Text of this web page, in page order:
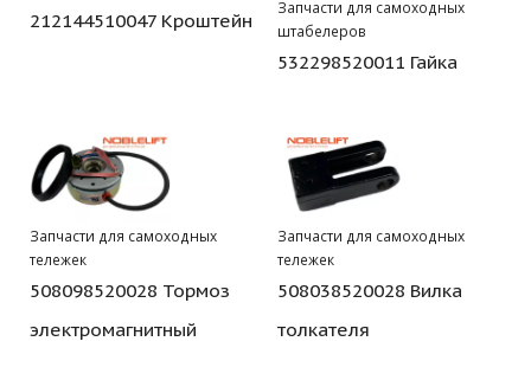
212144510047 Кроштейн
Запчасти для самоходных
штабелеров
532298520011 Гайка
Запчасти для самоходных
тележек
508098520028 Тормоз
электромагнитный
Запчасти для самоходных
тележек
508038520028 Вилка
толкателя